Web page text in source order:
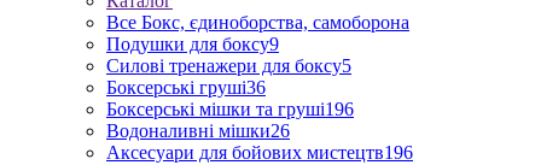
Все Бокс, єдиноборства, самоборона
Подушки для боксу9
Силові тренажери для боксу5
Боксерські груші36
Боксерські мішки та груші196
Водоналивні мішки26
Аксесуари для бойових мистецтв196